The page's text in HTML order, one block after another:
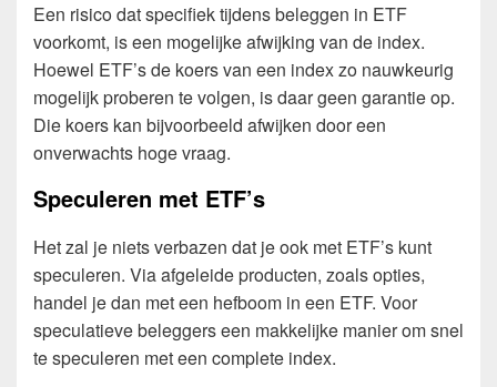
Een risico dat specifiek tijdens beleggen in ETF
voorkomt, is een mogelijke afwijking van de index.
Hoewel ETF’s de koers van een index zo nauwkeurig
mogelijk proberen te volgen, is daar geen garantie op.
Die koers kan bijvoorbeeld afwijken door een
onverwachts hoge vraag.
Speculeren met ETF’s
Het zal je niets verbazen dat je ook met ETF’s kunt
speculeren. Via afgeleide producten, zoals opties,
handel je dan met een hefboom in een ETF. Voor
speculatieve beleggers een makkelijke manier om snel
te speculeren met een complete index.